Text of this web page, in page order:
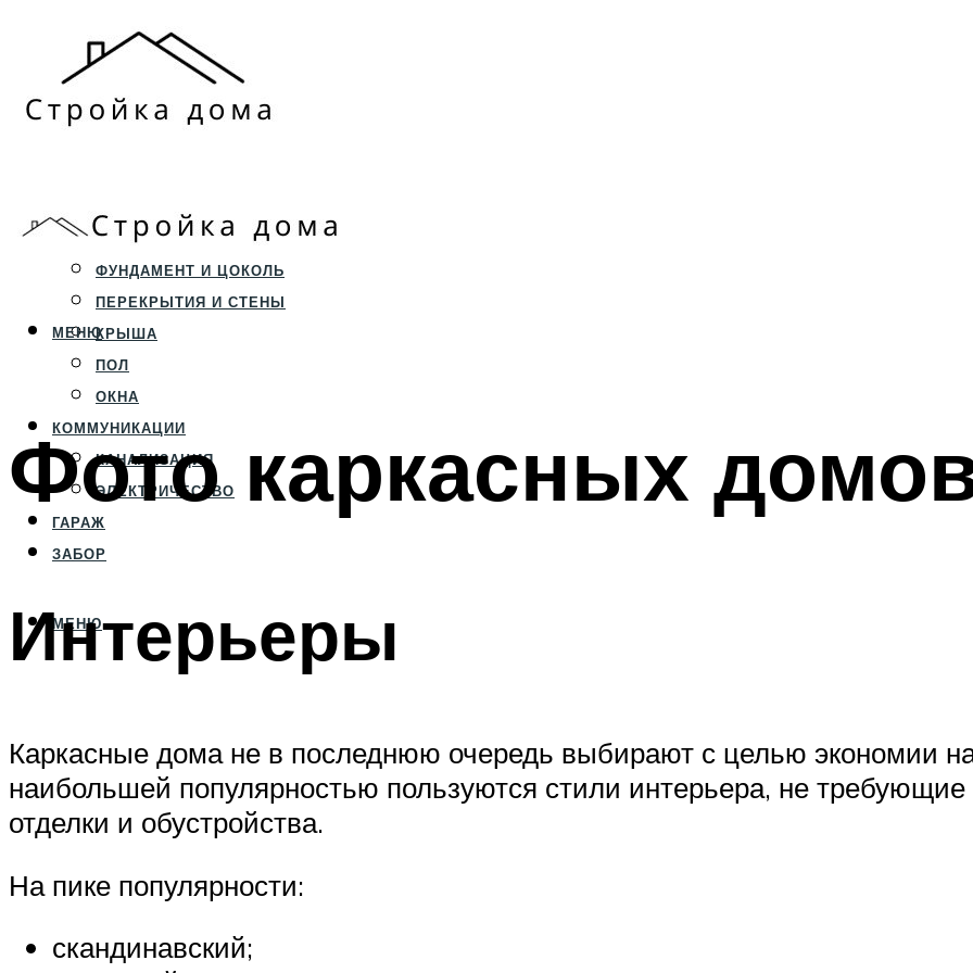
СТРОИТЕЛЬСТВО
ФУНДАМЕНТ И ЦОКОЛЬ
ПЕРЕКРЫТИЯ И СТЕНЫ
КРЫША
ПОЛ
ОКНА
КОММУНИКАЦИИ
КАНАЛИЗАЦИЯ
ЭЛЕКТРИЧЕСТВО
ГАРАЖ
ЗАБОР
МЕНЮ
МЕНЮ
Фото каркасных
Интерьеры
Каркасные дома не в последнюю очередь выбирают с целью экономии
наибольшей популярностью пользуются стили интерьера, не
отделки и обустройства.
На пике популярности:
скандинавский;